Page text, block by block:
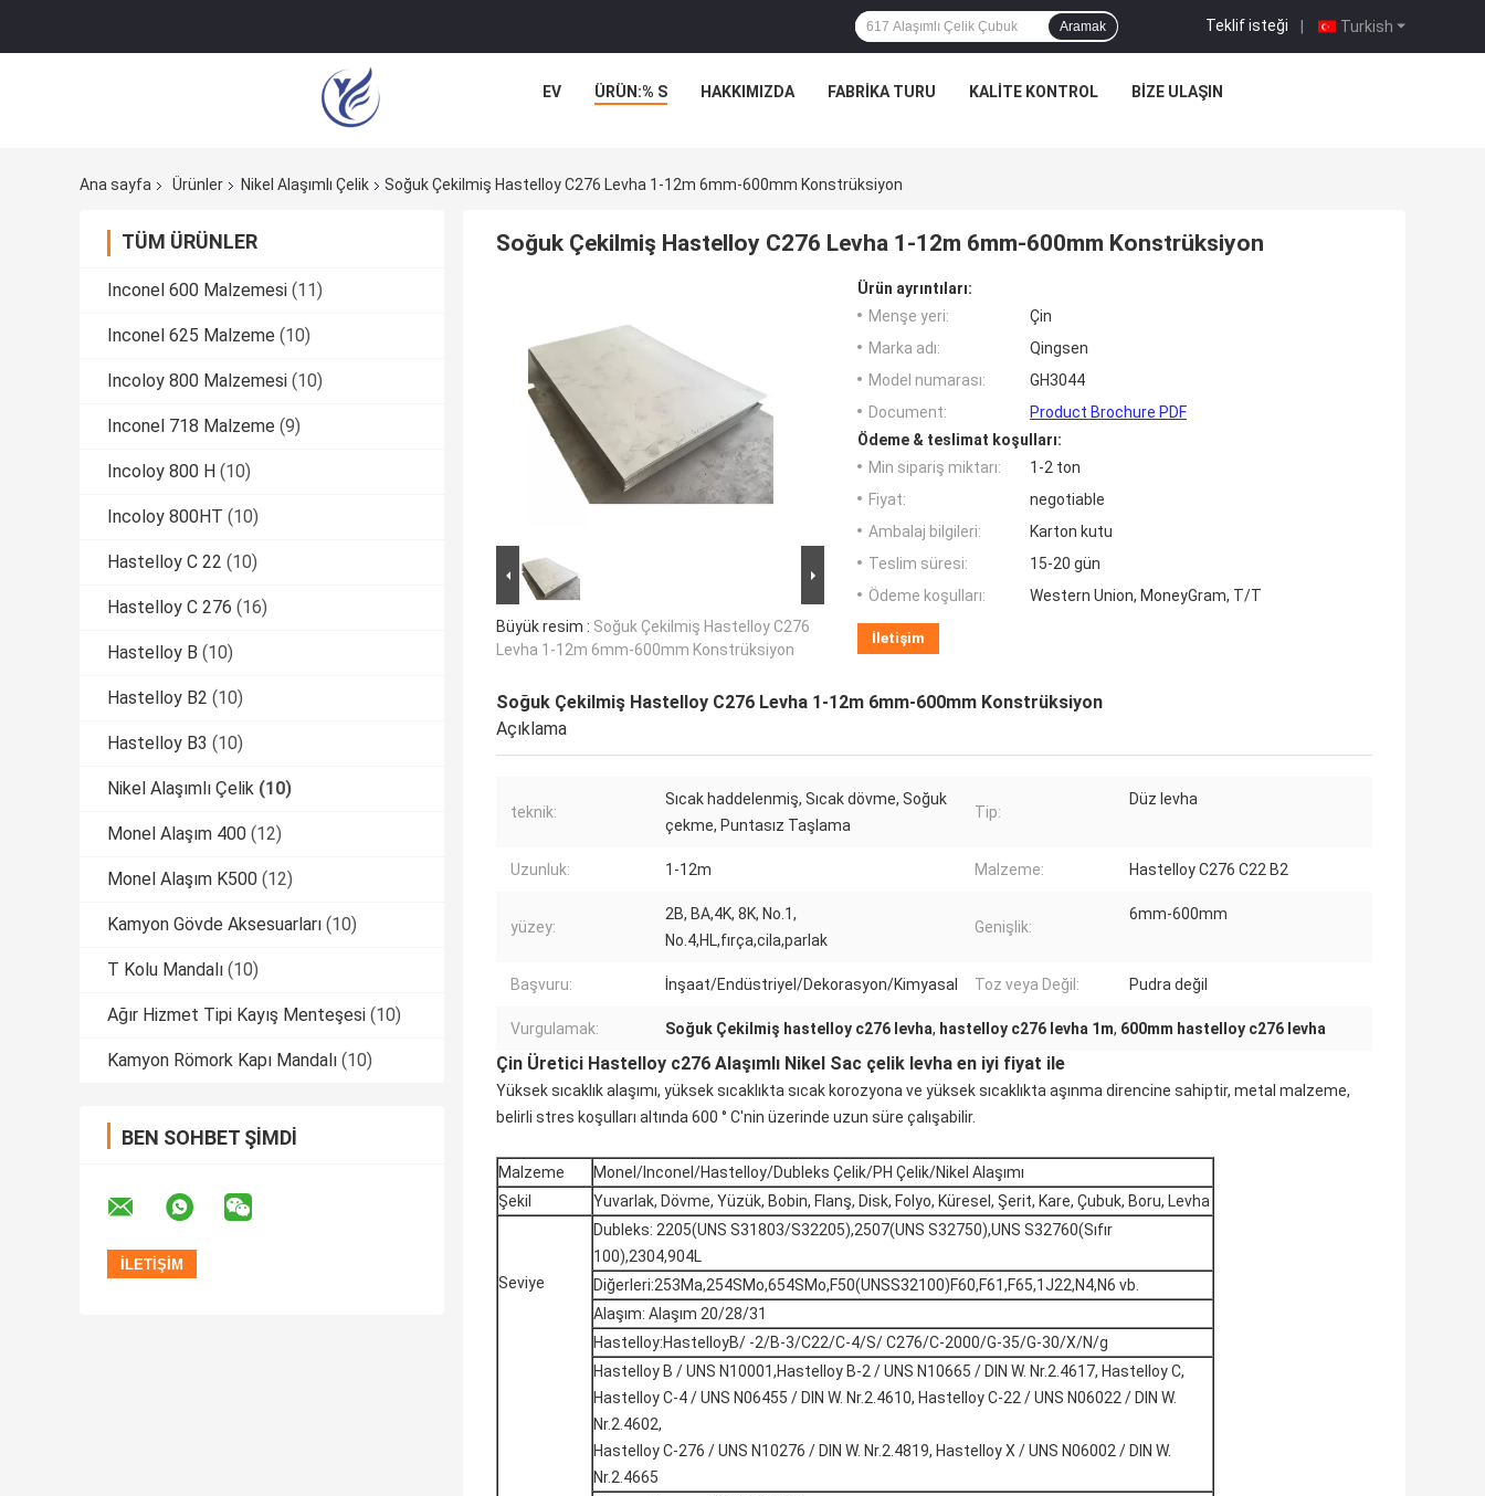
Turkish
Teklif isteği |
Aramak
EV ÜRÜN:% S HAKKIMIZDA FABRIKA TURU KALITE KONTROL BIZE ULAŞIN
Ana sayfa Ürünler Nikel Alaşımlı Çelik Soğuk Çekilmiş Hastelloy C276 Levha 1-12m 6mm-600mm Konstrüksiyon
TÜM ÜRÜNLER
Inconel 600 Malzemesi (11)
Inconel 625 Malzeme (10)
Incoloy 800 Malzemesi (10)
Inconel 718 Malzeme (9)
Incoloy 800 H (10)
Incoloy 800HT (10)
Hastelloy C 22 (10)
Hastelloy C 276 (16)
Hastelloy B (10)
Hastelloy B2 (10)
Hastelloy B3 (10)
Nikel Alaşımlı Çelik (10)
Monel Alaşım 400 (12)
Monel Alaşım K500 (12)
Kamyon Gövde Aksesuarları (10)
T Kolu Mandalı (10)
Ağır Hizmet Tipi Kayış Menteşesi (10)
Kamyon Römork Kapı Mandalı (10)
BEN SOHBET ŞIMDI
Soğuk Çekilmiş Hastelloy C276 Levha 1-12m 6mm-600mm Konstrüksiyon
Büyük resim : Soğuk Çekilmiş Hastelloy C276
Levha 1-12m 6mm-600mm Konstrüksiyon
Ürün ayrıntıları:
Menşe yeri:
Çin
Marka adı:
Qingsen
Model numarası:
GH3044
Document:
Product Brochure PDF
Ödeme & teslimat koşulları:
Min sipariş miktarı:
1-2 ton
Fiyat:
negotiable
Ambalaj bilgileri:
Karton kutu
Teslim süresi:
15-20 gün
Ödeme koşulları:
Western Union, MoneyGram, T/T
İletişim
Soğuk Çekilmiş Hastelloy C276 Levha 1-12m 6mm-600mm Konstrüksiyon
Açıklama
teknik:
Sıcak haddelenmiş, Sıcak dövme, Soğuk
çekme, Puntasız Taşlama
Tip:
Düz levha
Uzunluk: 1-12m Malzeme: Hastelloy C276 C22 B2
yüzey:
2B, BA,4K, 8K, No.1,
No.4,HL,fırça,cila,parlak
Genişlik:
6mm-600mm
Başvuru: İnşaat/Endüstriyel/Dekorasyon/Kimyasal Toz veya Değil: Pudra değil
Vurgulamak: Soğuk Çekilmiş hastelloy c276 levha, hastelloy c276 levha 1m, 600mm hastelloy c276 levha
Çin Üretici Hastelloy c276 Alaşımlı Nikel Sac çelik levha en iyi fiyat ile
Yüksek sıcaklık alaşımı, yüksek sıcaklıkta sıcak korozyona ve yüksek sıcaklıkta aşınma direncine sahiptir, metal malzeme,
belirli stres koşulları altında 600 ° C'nin üzerinde uzun süre çalışabilir.
Malzeme
Monel/Inconel/Hastelloy/Dubleks Çelik/PH Çelik/Nikel Alaşımı
Şekil
Yuvarlak, Dövme, Yüzük, Bobin, Flanş, Disk, Folyo, Küresel, Şerit, Kare, Çubuk, Boru, Levha
Seviye
Dubleks: 2205(UNS S31803/S32205),2507(UNS S32750),UNS S32760(Sıfır
100),2304,904L
Diğerleri:253Ma,254SMo,654SMo,F50(UNSS32100)F60,F61,F65,1J22,N4,N6 vb.
Alaşım: Alaşım 20/28/31
Hastelloy:HastelloyB/ -2/B-3/C22/C-4/S/ C276/C-2000/G-35/G-30/X/N/g
Hastelloy B / UNS N10001,Hastelloy B-2 / UNS N10665 / DIN W. Nr.2.4617, Hastelloy C,
Hastelloy C-4 / UNS N06455 / DIN W. Nr.2.4610, Hastelloy C-22 / UNS N06022 / DIN W.
Nr.2.4602,
Hastelloy C-276 / UNS N10276 / DIN W. Nr.2.4819, Hastelloy X / UNS N06002 / DIN W.
Nr.2.4665